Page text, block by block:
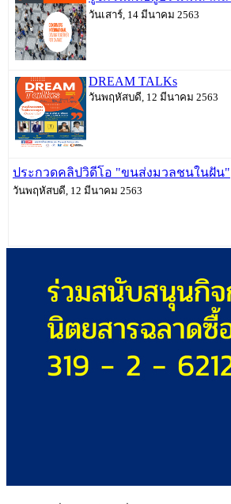
วันเสาร์, 14 มีนาคม 2563
DREAM TALKs
วันพฤหัสบดี, 12 มีนาคม 2563
ประกวดคลิปวิดีโอ "ขนส่งมวลชนในฝัน"
วันพฤหัสบดี, 12 มีนาคม 2563